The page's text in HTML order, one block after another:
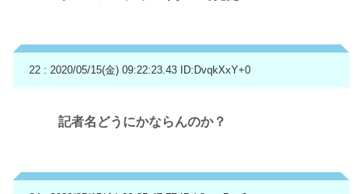
22 : 2020/05/15(金) 09:22:23.43 ID:DvqkXxY+0
記者名どうにかならんのか？